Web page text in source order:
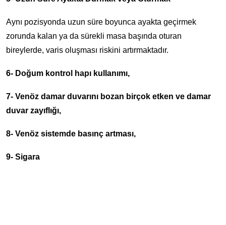
Aynı pozisyonda uzun süre boyunca ayakta geçirmek
zorunda kalan ya da sürekli masa başında oturan
bireylerde, varis oluşması riskini artırmaktadır.
6- Doğum kontrol hapı kullanımı,
7- Venöz damar duvarını bozan birçok etken ve damar
duvar zayıflığı,
8- Venöz sistemde basınç artması,
9- Sigara